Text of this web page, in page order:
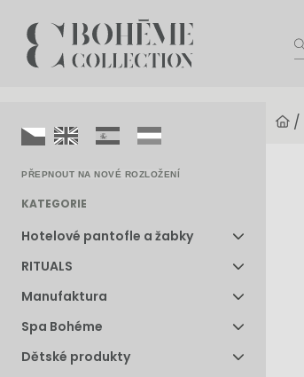
PŘEPNOUT NA NOVÉ ROZLOŽENÍ
KATEGORIE
Hotelové pantofle a žabky
RITUALS
Manufaktura
Spa Bohéme
Dětské produkty
/